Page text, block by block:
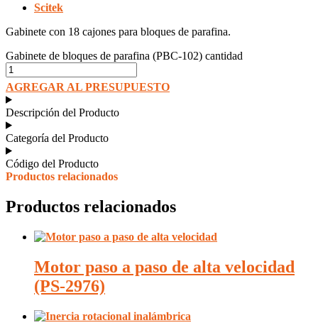
Scitek
Gabinete con 18 cajones para bloques de parafina.
Gabinete de bloques de parafina (PBC-102) cantidad
AGREGAR AL PRESUPUESTO
Descripción del Producto
Categoría del Producto
Código del Producto
Productos relacionados
Productos relacionados
Motor paso a paso de alta velocidad
(PS-2976)